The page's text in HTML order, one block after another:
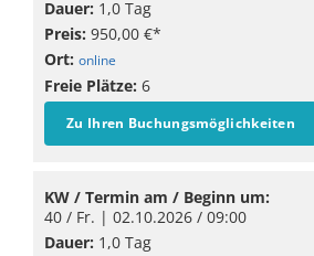
Dauer: 1,0 Tag
Preis: 950,00 €*
Ort: online
Freie Plätze: 6
Zu Ihren Buchungsmöglichkeiten
KW / Termin am / Beginn um:
40 / Fr. | 02.10.2026 / 09:00
Dauer: 1,0 Tag